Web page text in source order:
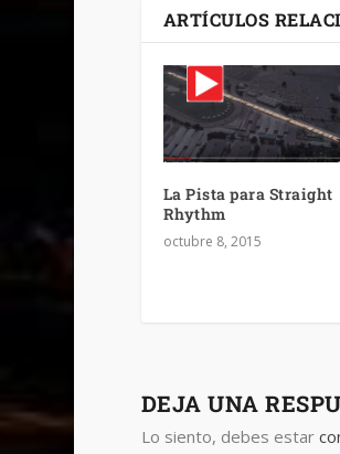
ARTÍCULOS
La Pista para Straight
Rhythm
octubre 8, 2015
DEJA UNA
Lo siento, debes estar